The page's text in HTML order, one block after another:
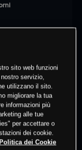
sito web funzioni
servizio,
utilizzano il sito.
migliorare la tua
informazioni più
alle tue
per accettare o
dei cookie.
Politica dei Cookie